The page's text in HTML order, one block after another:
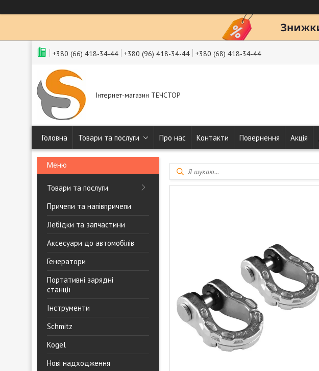
+380 (66) 418-34-44 +380 (96) 418-34-44 +380 (68) 418-34-44
Інтернет-магазин ТЕЧСТОР
Головна Товари та послуги Про нас Контакти Повернення Акція
Товари та послуги
Причепи та напівпричепи
Лебідки та запчастини
Аксесуари до автомобілів
Генератори
Портативні зарядні
станції
Інструменти
Schmitz
Kogel
Нові надходження